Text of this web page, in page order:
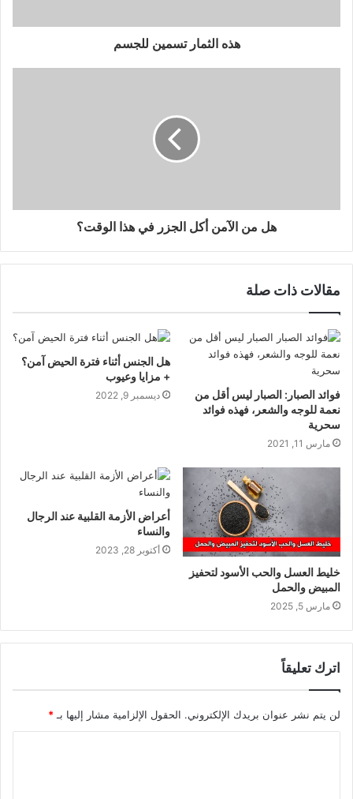
هذه الثمار تسمين للجسم
هل من الآمن أكل الجزر في هذا الوقت؟
مقالات ذات صلة
فوائد الصبار: الصبار ليس أقل من
نعمة للوجه والشعر، فهذه فوائد
سحرية
مارس 11, 2021
هل الجنس أثناء فترة الحيض آمن؟
+ مزايا وعيوب
ديسمبر 9, 2022
خليط العسل والحب الأسود لتحفيز
المبيض والحمل
مارس 5, 2025
أعراض الأزمة القلبية عند الرجال
والنساء
أكتوبر 28, 2023
اترك تعليقاً
لن يتم نشر عنوان بريدك الإلكتروني. الحقول الإلزامية مشار إليها بـ *